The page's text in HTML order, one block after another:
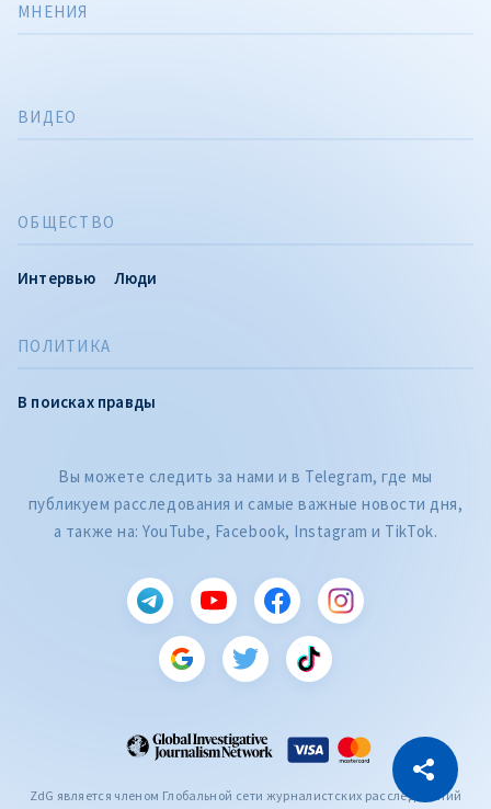
Скопировать ссылку
ПОЛИТИКА
В поисках правды
ОБЩЕСТВО
Интервью Люди
МНЕНИЯ
ВИДЕО
Вы можете следить за нами и в Telegram, где мы
публикуем расследования и самые важные новости дня,
а также на: YouTube, Facebook, Instagram и TikTok.
ZdG является членом Глобальной сети журналистских расследований
CITEȘTE